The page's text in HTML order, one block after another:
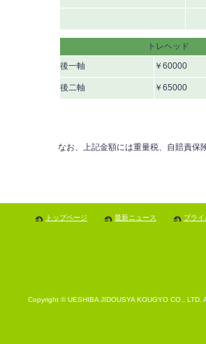
トレヘッド
後一軸 ￥60000
後二軸 ￥65000
なお、上記金額には重量税、自賠責保
トップページ 最新ニュース プラ
Copyright © UESHIBA JIDOUSYA KOUGYO CO., LTD.